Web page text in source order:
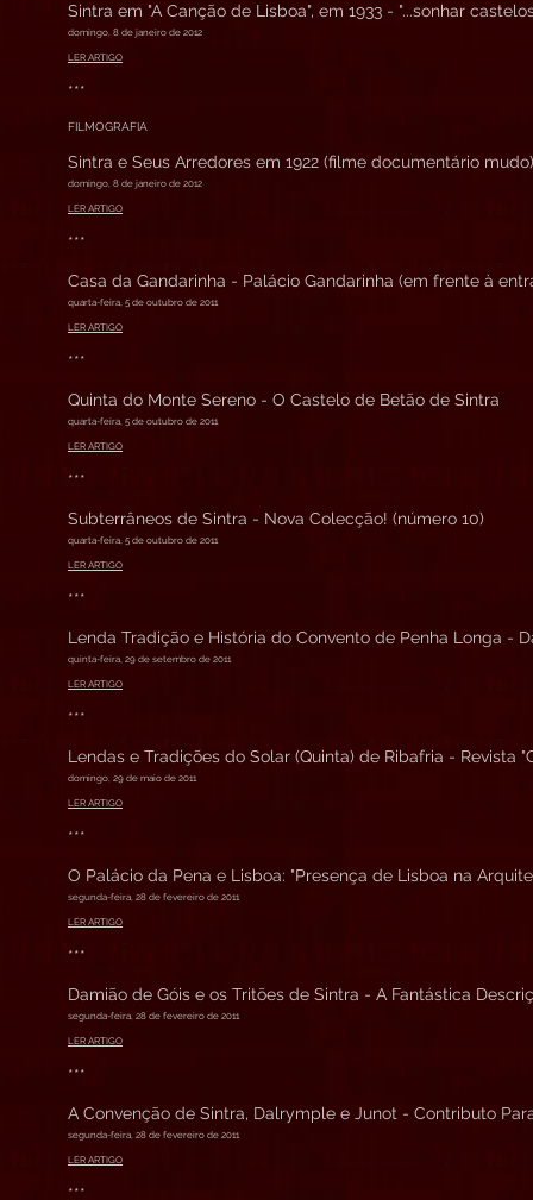
Sintra em "A Canção de Lisboa", em 1933 - "...sonhar
domingo, 8 de janeiro de 2012
LER ARTIGO
***
FILMOGRAFIA
Sintra e Seus Arredores em 1922 (filme documentário mudo)
domingo, 8 de janeiro de 2012
LER ARTIGO
***
Casa da Gandarinha - Palácio Gandarinha (em frente à
quarta-feira, 5 de outubro de 2011
LER ARTIGO
***
Quinta do Monte Sereno - O Castelo de Betão de Sintra
quarta-feira, 5 de outubro de 2011
LER ARTIGO
***
Subterrâneos de Sintra - Nova Colecção! (número 10)
quarta-feira, 5 de outubro de 2011
LER ARTIGO
***
Lenda Tradição e História do Convento de Penha Longa -
quinta-feira, 29 de setembro de 2011
LER ARTIGO
***
Lendas e Tradições do Solar (Quinta) de Ribafria - Revista
domingo, 29 de maio de 2011
LER ARTIGO
***
O Palácio da Pena e Lisboa: "Presença de Lisboa na
segunda-feira, 28 de fevereiro de 2011
LER ARTIGO
***
Damião de Góis e os Tritões de Sintra - A Fantástica
segunda-feira, 28 de fevereiro de 2011
LER ARTIGO
***
A Convenção de Sintra, Dalrymple e Junot - Contributo
segunda-feira, 28 de fevereiro de 2011
LER ARTIGO
***